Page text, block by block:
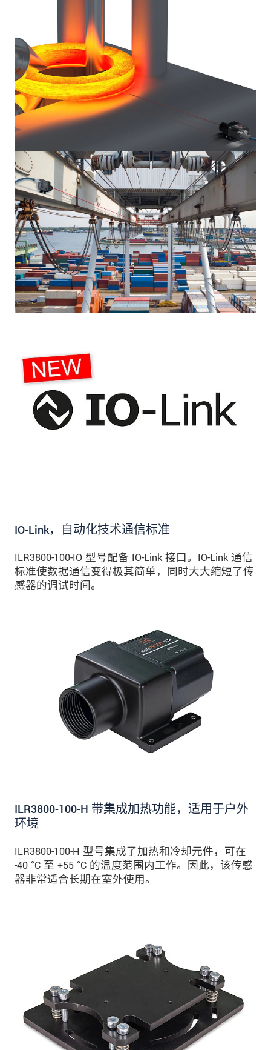
IO-Link，自动化技术通信标准
ILR3800-100-IO 型号配备 IO-Link 接口。IO-Link 通信
标准使数据通信变得极其简单，同时大大缩短了传
感器的调试时间。
ILR3800-100-H 带集成加热功能，适用于户外
环境
ILR3800-100-H 型号集成了加热和冷却元件，可在
-40 °C 至 +55 °C 的温度范围内工作。因此，该传感
器非常适合长期在室外使用。